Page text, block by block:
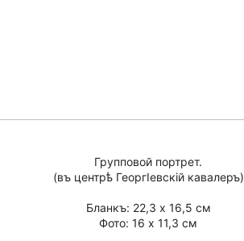
Групповой портрет.
(въ центрѣ ГеоргIевскiй кавалеръ)
Бланкъ: 22,3 х 16,5 см
Фото: 16 х 11,3 см